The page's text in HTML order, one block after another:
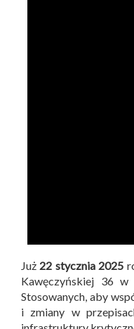
Już 22 stycznia 2025
Kawęczyńskiej 36 w
Stosowanych, aby
i zmiany w